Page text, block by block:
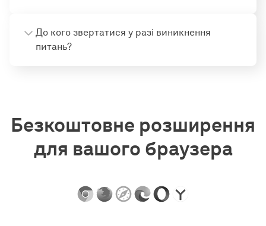
До кого звертатися у разі виникнення
питань?
Безкоштовне розширення
для вашого браузера